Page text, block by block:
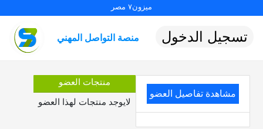
ميزون٧ مصر
منصة التواصل المهني تسجيل الدخول
مشاهدة تفاصيل العضو
منتجات العضو
لايوجد منتجات لهذا العضو